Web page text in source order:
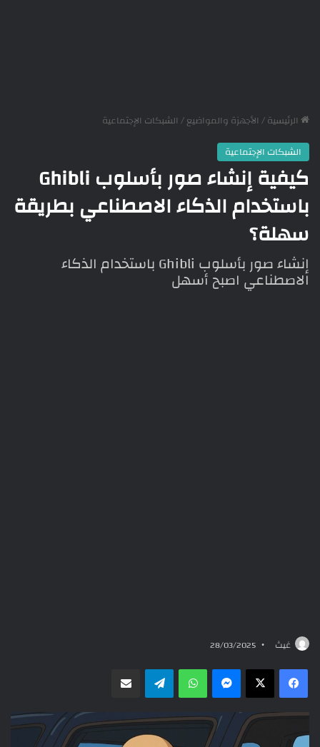
الرئيسية/ الأجهزة والمواضيع/ الشبكات الإجتماعية
الشبكات الإجتماعية
كيفية إنشاء صور بأسلوب Ghibli
باستخدام الذكاء الاصطناعي بطريقة
سهلة؟
إنشاء صور بأسلوب Ghibli باستخدام الذكاء
الاصطناعي اصبح أسهل
غيث 28/03/2025
ماسنجر واتسابتيلقرام